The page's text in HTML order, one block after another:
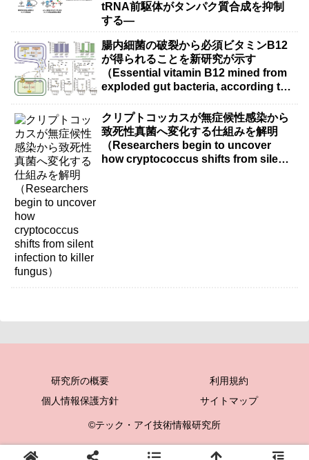
tRNA前駆体がタンパク質合成を抑制
する―
腸内細菌の破裂から必須ビタミンB12
が得られることを新研究が示す
（Essential vitamin B12 mined from
exploded gut bacteria, according to
クリプトコッカスが無症候性感染から
致死性真菌へ変化する仕組みを解明
（Researchers begin to uncover
how cryptococcus shifts from silent
研究所の概要
利用規約
個人情報保護方針
サイトマップ
©テック・アイ技術情報研究所